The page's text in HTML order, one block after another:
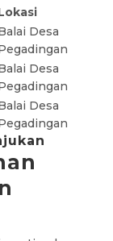
Desa
Desa
Desa